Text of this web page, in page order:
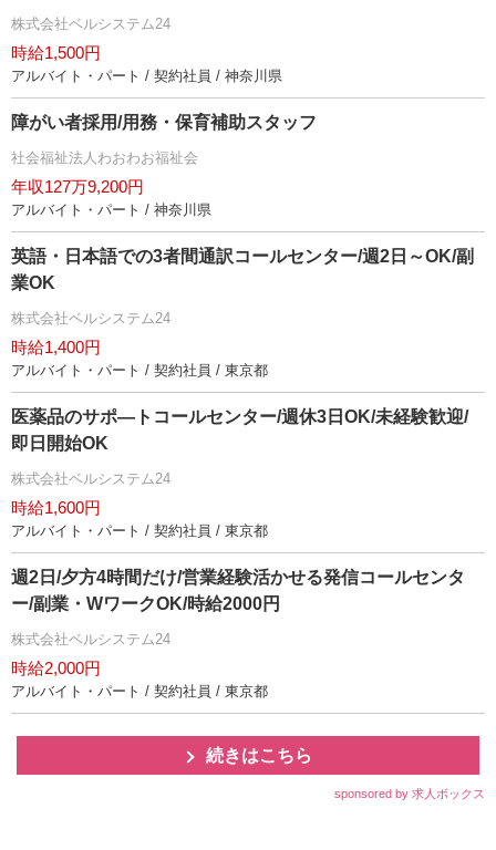
株式会社ベルシステム24
時給1,500円
アルバイト・パート / 契約社員 / 神奈川県
障がい者採用/用務・保育補助スタッフ
社会福祉法人わおわお福祉会
年収127万9,200円
アルバイト・パート / 神奈川県
英語・日本語での3者間通訳コールセンター/週2日～OK/副
業OK
株式会社ベルシステム24
時給1,400円
アルバイト・パート / 契約社員 / 東京都
医薬品のサポ―トコールセンター/週休3日OK/未経験歓迎/
即日開始OK
株式会社ベルシステム24
時給1,600円
アルバイト・パート / 契約社員 / 東京都
週2日/夕方4時間だけ/営業経験活かせる発信コールセンタ
ー/副業・WワークOK/時給2000円
株式会社ベルシステム24
時給2,000円
アルバイト・パート / 契約社員 / 東京都
続きはこちら
sponsored by 求人ボックス